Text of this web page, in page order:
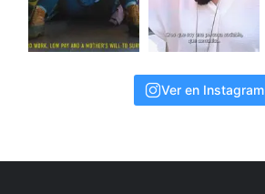
Ver en Instagram